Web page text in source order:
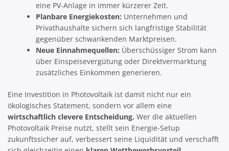
eine PV-Anlage in immer kürzerer Zeit.
Planbare Energiekosten: Unternehmen und
Privathaushalte sichern sich langfristige Stabilität
gegenüber schwankenden Marktpreisen.
Neue Einnahmequellen: Überschüssiger Strom kann
über Einspeisevergütung oder Direktvermarktung
zusätzliches Einkommen generieren.
Eine Investition in Photovoltaik ist damit nicht nur ein
ökologisches Statement, sondern vor allem eine
wirtschaftlich clevere Entscheidung. Wer die aktuellen
Photovoltaik Preise nutzt, stellt sein Energie-Setup
zukunftssicher auf, verbessert seine Liquidität und verschafft